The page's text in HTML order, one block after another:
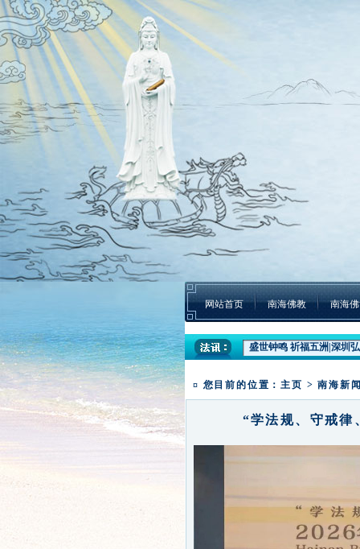
网站首页 南海佛教 南海
盛世钟鸣 祈福五洲|深圳
本焕学院2024年招生通告
¤ 您目前的位置：主页 >南海新
“学法规、守戒